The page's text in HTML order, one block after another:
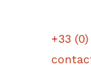
+33